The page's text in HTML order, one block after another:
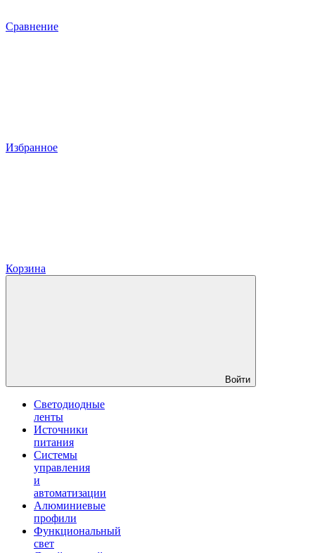
Сравнение
Избранное
Корзина
Войти
Светодиодные
ленты
Источники
питания
Системы
управления
и
автоматизации
Алюминиевые
профили
Функциональный
свет